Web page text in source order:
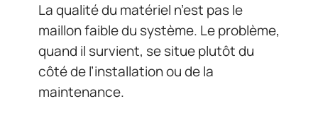
La qualité du matériel n’est pas le
maillon faible du système. Le problème,
quand il survient, se situe plutôt du
côté de l’installation ou de la
maintenance.